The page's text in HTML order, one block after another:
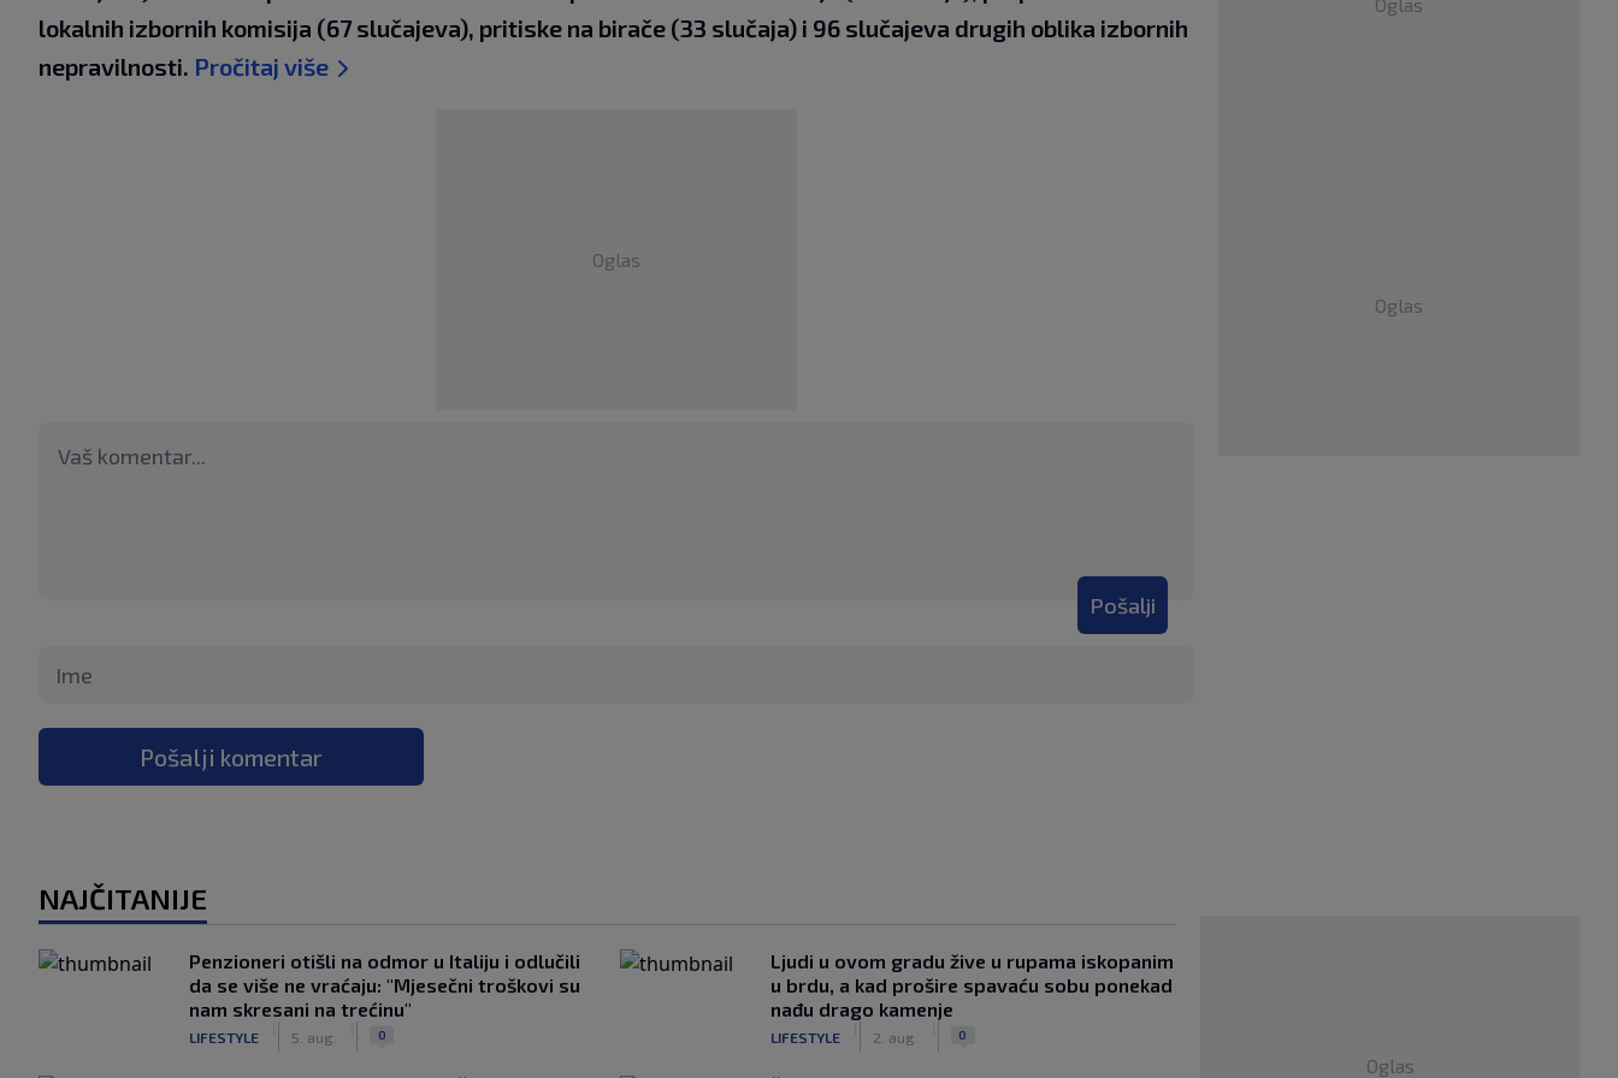
lokalnih izbornih komisija (67 slučajeva), pritiske na birače (33 slučaja) i 96 slučajeva drugih oblika izbornih
nepravilnosti. Pročitaj više
Oglas
Pošalji
Pošalji komentar
Oglas
NAJČITANIJE
Penzioneri otišli na odmor u Italiju i odlučili
da se više ne vraćaju: "Mjesečni troškovi su
nam skresani na trećinu"
LIFESTYLE 5. aug. 0
Ljudi u ovom gradu žive u rupama iskopanim
u brdu, a kad prošire spavaću sobu ponekad
nađu drago kamenje
LIFESTYLE 2. aug. 0
Oglas